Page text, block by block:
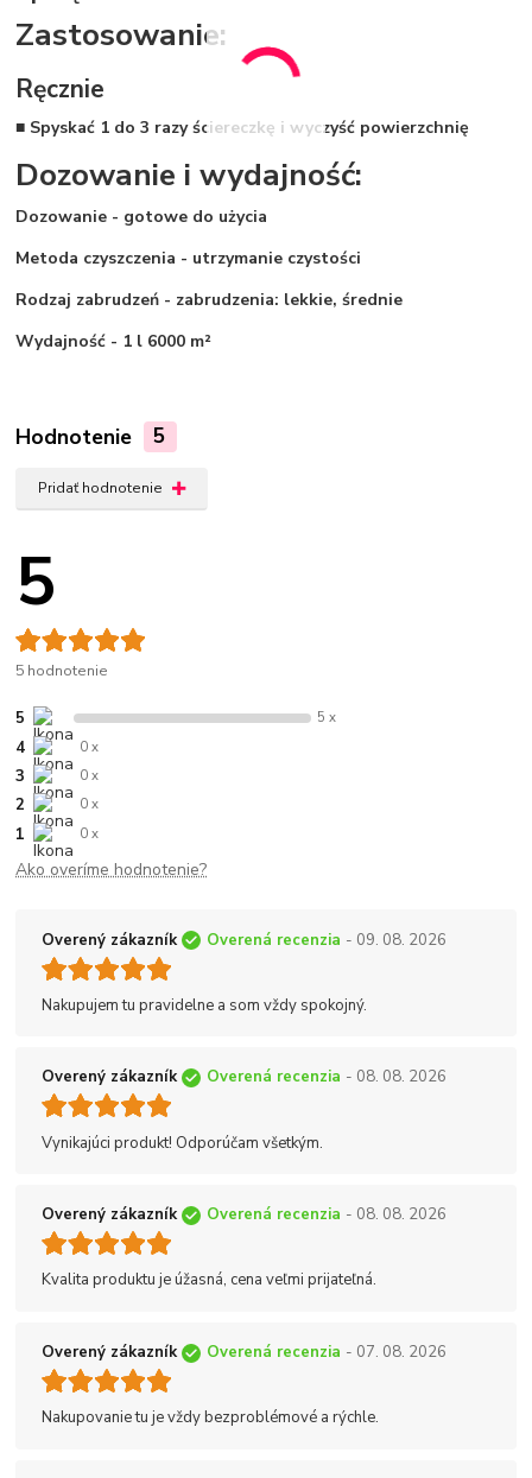
Zastosowanie:
Ręcznie
■ Spyskać 1 do 3 razy ściereczkę i wyczyść powierzchnię
Dozowanie i wydajność:
Dozowanie - gotowe do użycia
Metoda czyszczenia - utrzymanie czystości
Rodzaj zabrudzeń - zabrudzenia: lekkie, średnie
Wydajność - 1 l 6000 m²
Hodnotenie 5
Pridať hodnotenie
5
5 hodnotenie
5 5 x
4 0 x
3 0 x
2 0 x
1 0 x
Ako overíme hodnotenie?
Overený zákazník Overená recenzia - 09. 08. 2026
Nakupujem tu pravidelne a som vždy spokojný.
Overený zákazník Overená recenzia - 08. 08. 2026
Vynikajúci produkt! Odporúčam všetkým.
Overený zákazník Overená recenzia - 08. 08. 2026
Kvalita produktu je úžasná, cena veľmi prijateľná.
Overený zákazník Overená recenzia - 07. 08. 2026
Nakupovanie tu je vždy bezproblémové a rýchle.